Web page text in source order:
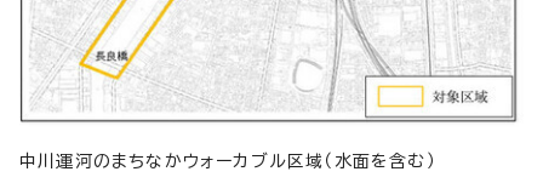
中川運河のまちなかウォーカブル区域（水面を含む）